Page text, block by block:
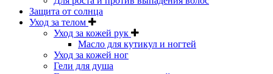
Защита от солнца
Уход за телом
Уход за кожей рук
Масло для кутикул и ногтей
Уход за кожей ног
Гели для душа